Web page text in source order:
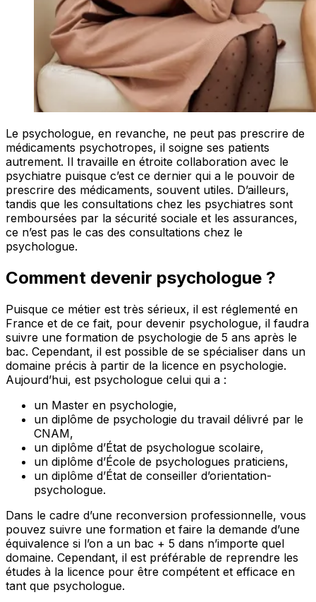
Le psychologue, en revanche, ne peut pas prescrire de
médicaments psychotropes, il soigne ses patients
autrement. Il travaille en étroite collaboration avec le
psychiatre puisque c’est ce dernier qui a le pouvoir de
prescrire des médicaments, souvent utiles. D’ailleurs,
tandis que les consultations chez les psychiatres sont
remboursées par la sécurité sociale et les assurances,
ce n’est pas le cas des consultations chez le
psychologue.
Comment devenir psychologue ?
Puisque ce métier est très sérieux, il est réglementé en
France et de ce fait, pour devenir psychologue, il faudra
suivre une formation de psychologie de 5 ans après le
bac. Cependant, il est possible de se spécialiser dans un
domaine précis à partir de la licence en psychologie.
Aujourd’hui, est psychologue celui qui a :
un Master en psychologie,
un diplôme de psychologie du travail délivré par le
CNAM,
un diplôme d’État de psychologue scolaire,
un diplôme d’École de psychologues praticiens,
un diplôme d’État de conseiller d’orientation-
psychologue.
Dans le cadre d’une reconversion professionnelle, vous
pouvez suivre une formation et faire la demande d’une
équivalence si l’on a un bac + 5 dans n’importe quel
domaine. Cependant, il est préférable de reprendre les
études à la licence pour être compétent et efficace en
tant que psychologue.